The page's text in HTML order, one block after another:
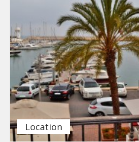
Location